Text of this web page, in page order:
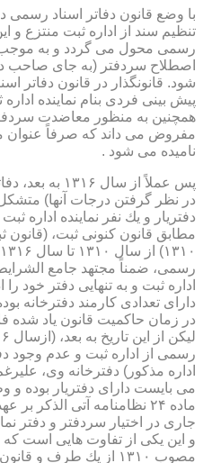
تنظیم سند از اداره ثبت منتزع و
رسمی محول می گردد و به موجب
اصطلاح سردفتر (به جای صاحب
پیش بینی فردی بنام نماینده
همچنین به منظور معاضدت
مفروض می داند كه صرفاً عنوان
نامیده می شود .
پس عملاً از
در نظر گرفتن درجات آنها) متشكل
دفتریار و یك نفر نماینده اداره
مطابق قانون كنونی ثبت،
رسمی، ضمناً مجتهد جامع الشرایط
اداره ثبت و به تنهایی دفتر خود
دارای تعدادی كارمند دفترخانه
در زمان حاكمیت قانون یاد شده
رسمی از اداره ثبت و عدم وجود
اداره مذكور) دفترخانه وی،
می بایست دارای دفتریار بوده و
ماده ۲۴ نظامنامه آتی الذكر
جاری در اختیار سردفتر و دفتر
و این یكی از تفاوت هایی است كه